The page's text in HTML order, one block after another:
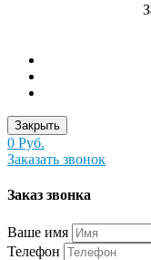
Закрыть
0 Руб.
Заказать звонок
Заказ звонка
Ваше имя
Телефон